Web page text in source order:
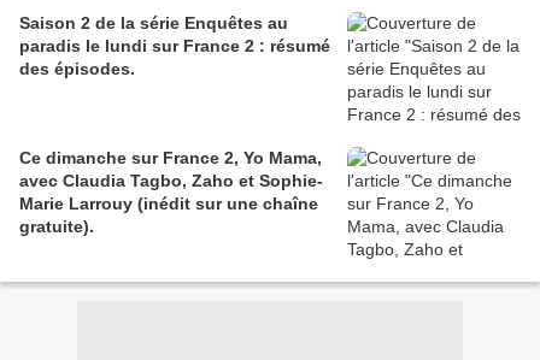
Saison 2 de la série Enquêtes au
paradis le lundi sur France 2 : résumé
des épisodes.
Ce dimanche sur France 2, Yo Mama,
avec Claudia Tagbo, Zaho et Sophie-
Marie Larrouy (inédit sur une chaîne
gratuite).